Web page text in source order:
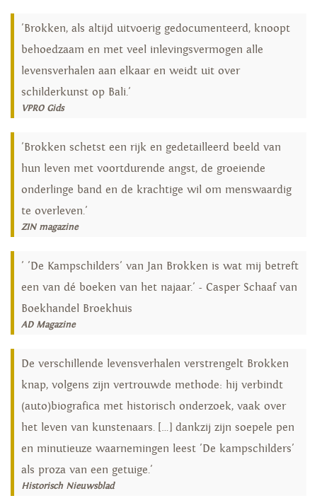
'Brokken, als altijd uitvoerig gedocumenteerd, knoopt
behoedzaam en met veel inlevingsvermogen alle
levensverhalen aan elkaar en weidt uit over
schilderkunst op Bali.'
VPRO Gids
'Brokken schetst een rijk en gedetailleerd beeld van
hun leven met voortdurende angst, de groeiende
onderlinge band en de krachtige wil om menswaardig
te overleven.'
ZIN magazine
' 'De Kampschilders' van Jan Brokken is wat mij betreft
een van dé boeken van het najaar.' - Casper Schaaf van
Boekhandel Broekhuis
AD Magazine
De verschillende levensverhalen verstrengelt Brokken
knap, volgens zijn vertrouwde methode: hij verbindt
(auto)biografica met historisch onderzoek, vaak over
het leven van kunstenaars. […] dankzij zijn soepele pen
en minutieuze waarnemingen leest 'De kampschilders'
als proza van een getuige.'
Historisch Nieuwsblad